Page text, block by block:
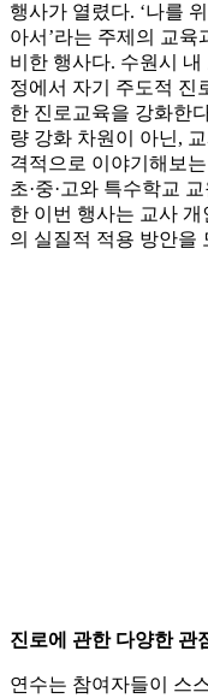
행사가 열렸다. ‘나를
아서’라는 주제의 교
비한 행사다. 수원시
정에서 자기 주도적 진
한 진로교육을 강화한
량 강화 차원이 아닌,
격적으로 이야기해보
초·중·고와 특수학교
한 이번 행사는 교사
의 실질적 적용 방안을
진로에 관한 다양한 관
연수는 참여자들이 스